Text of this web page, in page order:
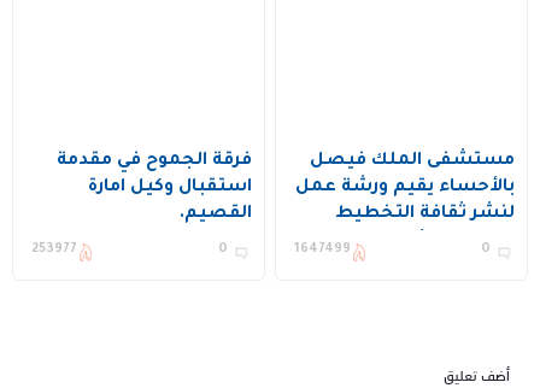
مستشفى الملك فيصل
بالأحساء يقيم ورشة عمل
لنشر ثقافة التخطيط
وتحسين الأداء ويكرم عدد
0
1647499
فرقة الجموح في مقدمة
استقبال وكيل امارة
القصيم.
0
253977
أضف تعليق